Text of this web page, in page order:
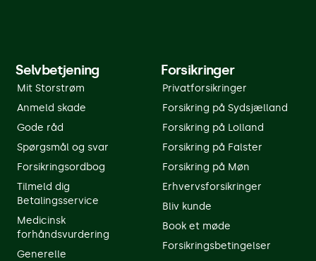
Selvbetjening
Mit Storstrøm
Anmeld skade
Gode råd
Spørgsmål og svar
Forsikringsordbog
Tilmeld dig
Betalingsservice
Medicinsk
forhåndsvurdering
Generelle
Forsikringer
Privatforsikringer
Forsikring på Sydsjælland
Forsikring på Lolland
Forsikring på Falster
Forsikring på Møn
Erhvervsforsikringer
Bliv kunde
Book et møde
Forsikringsbetingelser